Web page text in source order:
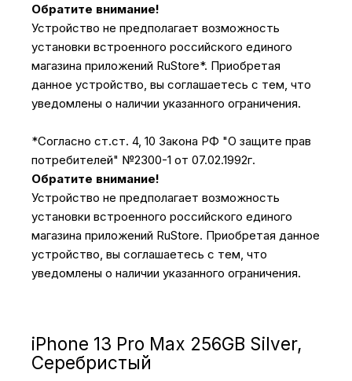
Обратите внимание!
Устройство не предполагает возможность
установки встроенного российского единого
магазина приложений RuStore*. Приобретая
данное устройство, вы соглашаетесь с тем, что
уведомлены о наличии указанного ограничения.
*Согласно ст.ст. 4, 10 Закона РФ "О защите прав
потребителей" №2300-1 от 07.02.1992г.
Обратите внимание!
Устройство не предполагает возможность
установки встроенного российского единого
магазина приложений RuStore. Приобретая данное
устройство, вы соглашаетесь с тем, что
уведомлены о наличии указанного ограничения.
iPhone 13 Pro Max 256GB Silver,
Серебристый